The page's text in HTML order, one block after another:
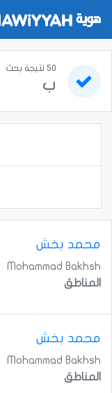
50 نتيجة بحث
ب
محمد بخش
Mohammad Bakhsh
المناطق
محمد بخش
Mohammad Bakhsh
المناطق